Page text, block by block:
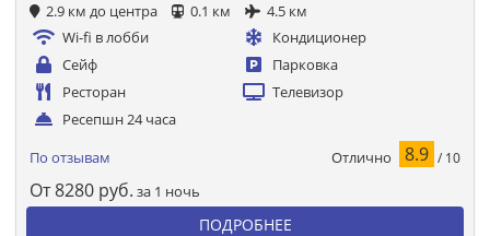
2.9 км до центра 0.1 км
4.5 км
Wi-fi в лобби
Кондиционер
Сейф
Парковка
Ресторан
Телевизор
Ресепшн 24 часа
По отзывам Отлично 8.9 / 10
От8280 руб. за 1 ночь
ПОДРОБНЕЕ